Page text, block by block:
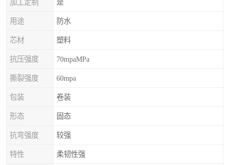
加工定制 是
用途 防水
芯材 塑料
抗压强度 70mpaMPa
撕裂强度 60mpa
包装 卷装
形态 固态
抗弯强度 较强
特性 柔韧性强